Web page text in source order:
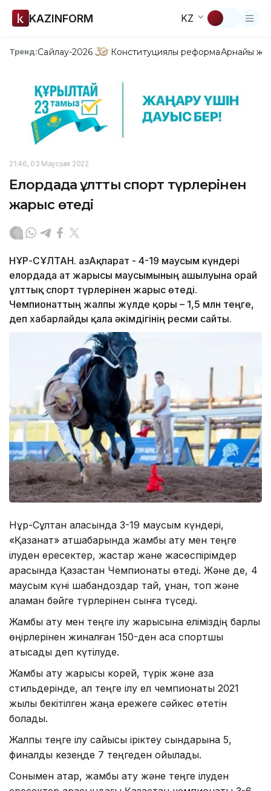
KAZINFORM KZ
Тренд:Сайлау-2026 Конституциялық реформаАрнайы
21:46, 03 Маусым 2022
Елордада ұлттық спорт түрлерінен
жарыс өтеді
НҰР-СҰЛТАН. ҚазАқпарат - 4-19 маусым күндері
елордада ат жарысы маусымының ашылуына орай
ұлттық спорт түрлерінен жарыс өтеді.
Чемпионаттың жалпы жүлде қоры – 1,5 млн теңге,
деп хабарлайды қала әкімдігінің ресми сайты.
Нұр-Сұлтан қаласында 3-19 маусым күндері,
«Қазанат» атшабарында жамбы ату мен теңге
ілуден ересектер, жастар және жасөспірімдер
арасында Қазақстан Чемпионаты өтеді. Және де, 4
маусым күні шабандоздар тай, құнан, топ және
аламан бәйге түрлерінен сынға түседі.
Жамбы ату мен теңге ілу жарысына еліміздің барлық
өңірлерінен жиналған 150-ден аса спортшы
қатысады деп күтілуде.
Жамбы ату жарысы корей, түрік және қазақ
стильдерінде, ал теңге ілу ел чемпионаты 2021
жылы бекітілген жаңа ережеге сәйкес өтетін
болады.
Жалпы теңге ілу сайысы іріктеу сындарына 5,
финалдық кезеңде 7 теңгеден қойылады.
Сонымен қатар, жамбы ату және теңге ілуден